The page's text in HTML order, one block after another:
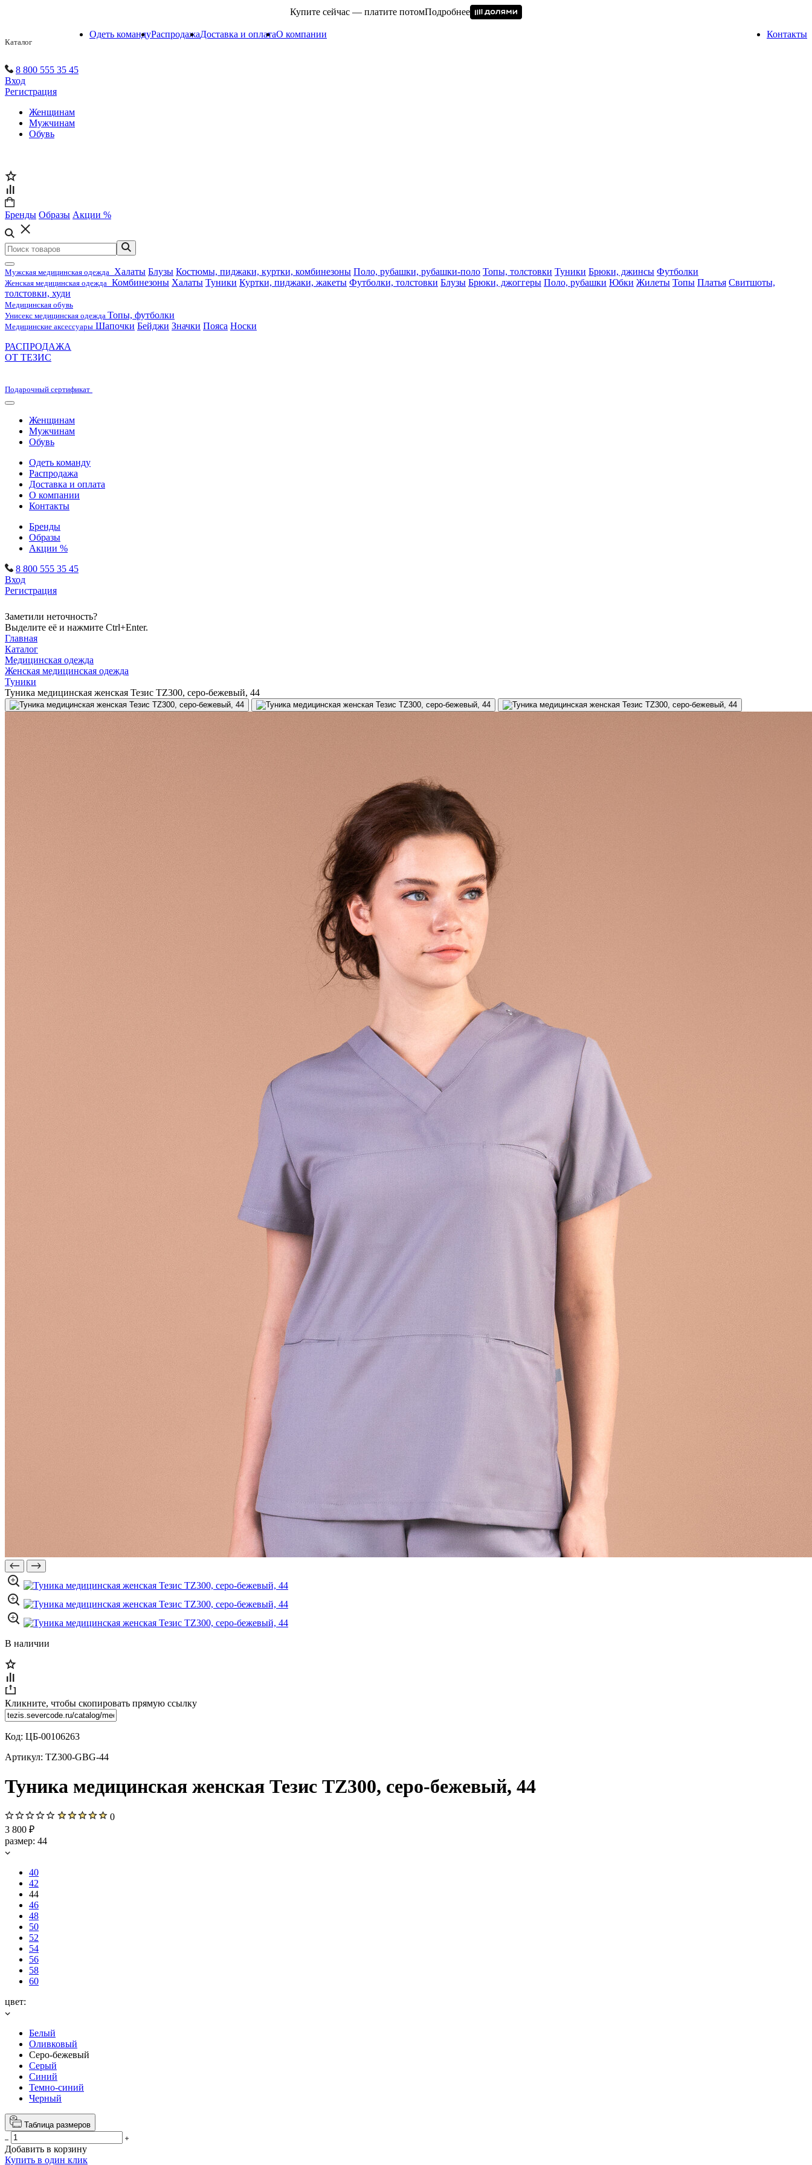
Купите сейчас — платите потомПодробнее
Каталог
Одеть командуРаспродажаДоставка и оплатаО компании Контакты
8 800 555 35 45
Вход
Регистрация
Женщинам
Мужчинам
Обувь
Бренды Образы Акции %
Мужская медицинская одежда Халаты Блузы Костюмы, пиджаки, куртки, комбинезоны Поло, рубашки, рубашки-поло Топы, толстовки Туники Брюки, джинсы Футболки
Женская медицинская одежда Комбинезоны Халаты Туники Куртки, пиджаки, жакеты Футболки, толстовки Блузы Брюки, джоггеры Поло, рубашки Юбки Жилеты Топы Платья Свитшоты,
толстовки, худи
Медицинская обувь
Унисекс медицинская одежда Топы, футболки
Медицинские аксессуары Шапочки Бейджи Значки Пояса Носки
РАСПРОДАЖА
ОТ ТЕЗИС
Подарочный сертификат
Женщинам
Мужчинам
Обувь
Одеть команду
Распродажа
Доставка и оплата
О компании
Контакты
Бренды
Образы
Акции %
8 800 555 35 45
Вход
Регистрация
Заметили неточность?
Выделите её и нажмите Ctrl+Enter.
Главная
Каталог
Медицинская одежда
Женская медицинская одежда
Туники
Туника медицинская женская Тезис TZ300, серо-бежевый, 44
В наличии
Кликните, чтобы скопировать прямую ссылку
Код: ЦБ-00106263
Артикул: TZ300-GBG-44
Туника медицинская женская Тезис TZ300, серо-бежевый, 44
0
3 800 ₽
размер: 44
40
42
44
46
48
50
52
54
56
58
60
цвет:
Белый
Оливковый
Серо-бежевый
Серый
Синий
Темно-синий
Черный
Таблица размеров
Добавить в корзину
Купить в один клик